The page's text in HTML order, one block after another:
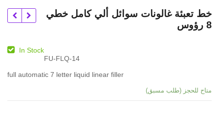
خط تعبئة غالونات سوائل ألي كامل خطي
8 رؤوس
In Stock
FU-FLQ-14
full automatic 7 letter liquid linear filler
متاح للحجز (طلب مسبق)